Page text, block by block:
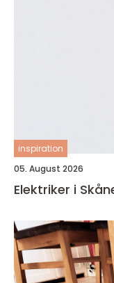
inspiration
05. August 2026
Elektriker i